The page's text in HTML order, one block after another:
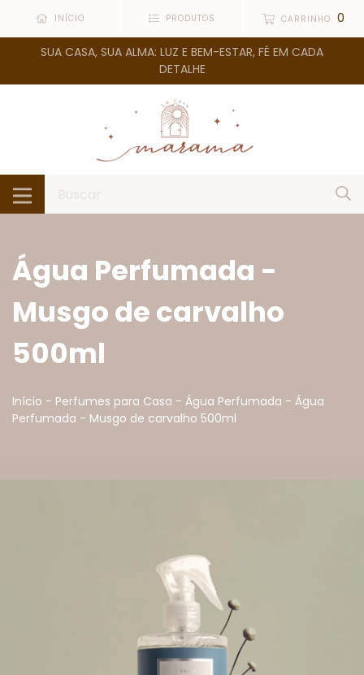
INÍCIO PRODUTOS CARRINHO 0
SUA CASA, SUA ALMA: LUZ E BEM-ESTAR, FÉ EM CADA
DETALHE
Água Perfumada -
Musgo de carvalho
500ml
Início - Perfumes para Casa - Água Perfumada - Água
Perfumada - Musgo de carvalho 500ml